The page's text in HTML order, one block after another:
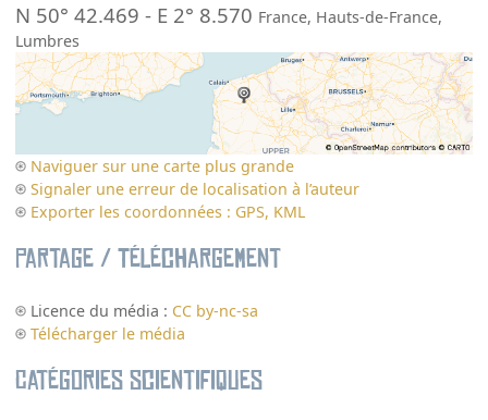
N 50° 42.469 - E 2° 8.570 France, Hauts-de-France,
Lumbres
Naviguer sur une carte plus grande
Signaler une erreur de localisation à l’auteur
Exporter les coordonnées : GPS, KML
Partage / Téléchargement
Licence du média : CC by-nc-sa
Télécharger le média
Catégories scientifiques